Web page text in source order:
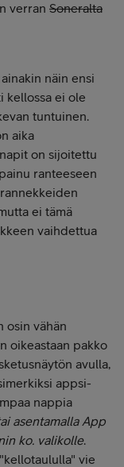
verran Soneralta
näin ensi
kellossa ei ole
tuntuinen.
aika
on sijoitettu
ranteeseen
ei tämä
vaihdettua
osin vähän
oikeastaan pakko
avulla,
appsi-
nappia
asentamalla App
ko. valikolle.
vie